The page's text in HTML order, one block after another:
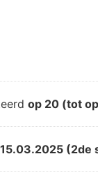
op 20 (tot
15.03.2025 (2de